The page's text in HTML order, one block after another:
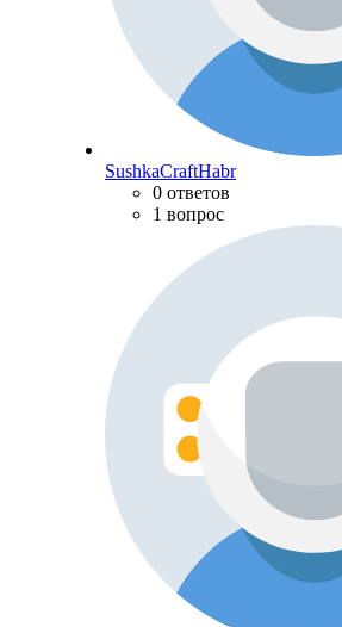
SushkaCraftHabr
0 ответов
1 вопрос